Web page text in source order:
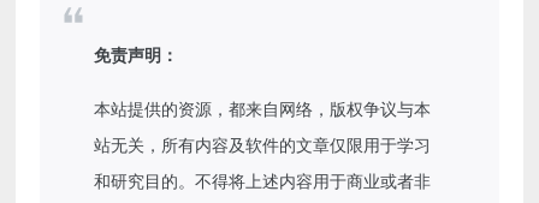
免责声明：
本站提供的资源，都来自网络，版权争议与本
站无关，所有内容及软件的文章仅限用于学习
和研究目的。不得将上述内容用于商业或者非